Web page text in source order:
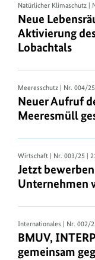
Natürlicher Klimaschutz |
Neue
Aktivierung
Lobachtals
Meeresschutz | Nr. 004/
Neuer Aufruf
Meeresmüll
Wirtschaft | Nr. 003/25 |
Jetzt
Unternehmen
Internationales | Nr. 002/
BMUV,
gemeinsam